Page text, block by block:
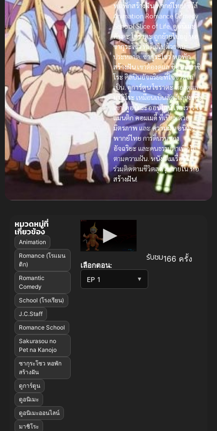
หอพักสร้างฝัน พากย์ไทย!ซีรีส์
Animation Romance Comedy
School Slice of Life.ดูอนิเมะ
คันดะ โซราตะถูกย้ายไปอยู่
หอ
ซากุระโซว ที่เต็มไปด้วยคน
ประหลาด.ซากุระโซว หอพัก
สร้างฝัน เขาต้องดูแลชิอินะ มาชิ
โระ ศิลปินอัจฉริยะที่ใช้ชีวิตไม่
เป็น.ดูการ์ตูนโซราตะต้องดูแล
มาชิโระ เหมือนเป็นสัตว์เลี้ยงของ
เขา. ดูอนิเมะออนไลน์เรื่องราวโร
แมนติกคอมเมดี้ที่เปี่ยมด้วย
มิตรภาพและความฝันอนิเมะ
พากย์ไทย การดิ้นรนของ
อัจฉริยะ และคนธรรมดาเพื่อไล่
ตามความฝัน.หนังเต็มเรื่องมา
ร่วมติดตามชีวิตสุดวุ่นวายในหอ
สร้างฝัน!
เลือกตอน:
▼
รับชม166 ครั้ง
หมวดหมู่ที่
เกี่ยวข้อง
Animation
Romance (โรแมน
ติก)
Romantic
Comedy
School (โรงเรียน)
J.C.Staff
Romance School
Sakurasou no
Pet na Kanojo
ซากุระโซว หอพัก
สร้างฝัน
ดูการ์ตูน
ดูอนิเมะ
ดูอนิเมะออนไลน์
มาชิโระ